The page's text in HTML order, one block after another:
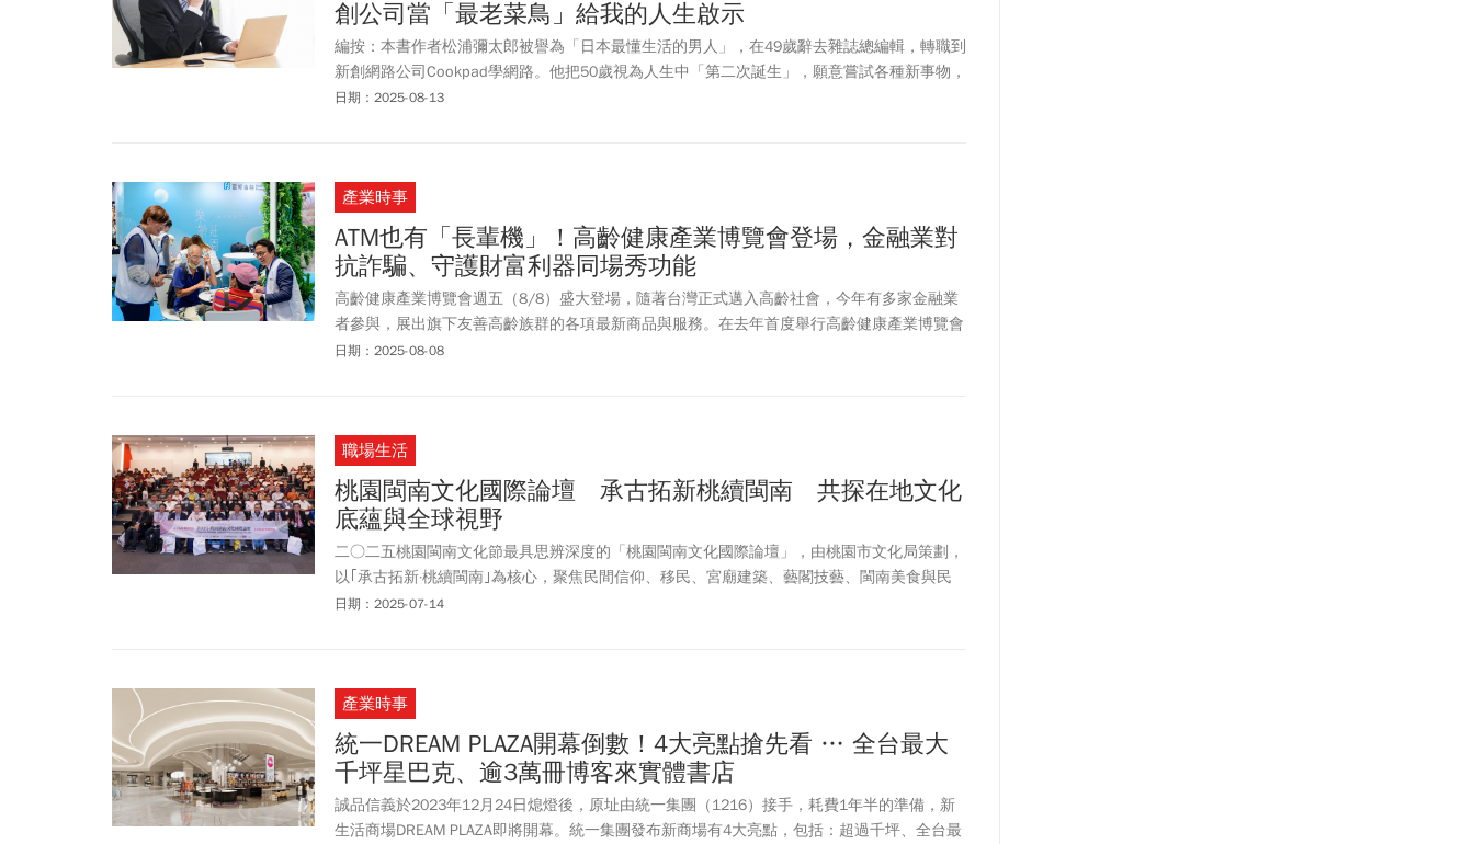
創公司當「最老菜鳥」給我的人生啟示
編按：本書作者松浦彌太郎被譽為「日本最懂生活的男人」，在49歲辭去雜誌總編輯，轉職到
新創網路公司Cookpad學網路。他把50歲視為人生中「第二次誕生」，願意嘗試各種新事物，
向小20歲的同事請教：「網際網路是什麼？」雖然是最年長新人，仍慶幸自己跨出舒適圈，每
日期：2025-08-13
產業時事
ATM也有「長輩機」！高齡健康產業博覽會登場，金融業對
抗詐騙、守護財富利器同場秀功能
高齡健康產業博覽會週五（8/8）盛大登場，隨著台灣正式邁入高齡社會，今年有多家金融業
者參與，展出旗下友善高齡族群的各項最新商品與服務。在去年首度舉行高齡健康產業博覽會
時，僅國泰金與玉山金兩家金融業者參與，今年則除了上述兩家業者外，有更多金融業者加入
日期：2025-08-08
職場生活
桃園閩南文化國際論壇 承古拓新桃續閩南 共探在地文化
底蘊與全球視野
二○二五桃園閩南文化節最具思辨深度的「桃園閩南文化國際論壇」，由桃園市文化局策劃，
以｢承古拓新·桃續閩南｣為核心，聚焦民間信仰、移民、宮廟建築、藝閣技藝、閩南美食與民
俗曲藝等面向，邀請來自臺灣、香港、馬來西亞、美國等重量級學者，帶領與會者從在地經驗
日期：2025-07-14
產業時事
統一DREAM PLAZA開幕倒數！4大亮點搶先看 … 全台最大
千坪星巴克、逾3萬冊博客來實體書店
誠品信義於2023年12月24日熄燈後，原址由統一集團（1216）接手，耗費1年半的準備，新
生活商場DREAM PLAZA即將開幕。統一集團發布新商場有4大亮點，包括：超過千坪、全台最